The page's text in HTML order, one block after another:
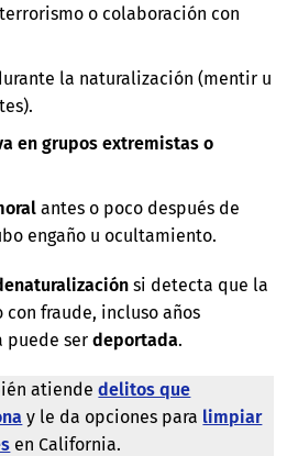
o colaboración con
la naturalización (mentir u
en grupos extremistas o
antes o poco después de
engaño u ocultamiento.
si detecta que la
fraude, incluso años
puede serdeportada.
atiendedelitos que
y le da opciones para limpiar
en California.